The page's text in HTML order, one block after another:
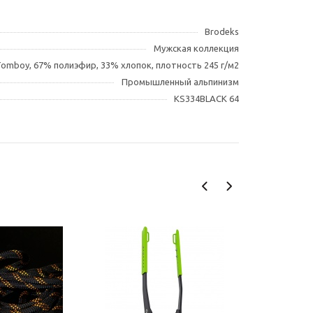
Brodeks
Мужская коллекция
67% полиэфир, 33% хлопок, плотность 245 г/м2
Промышленный альпинизм
KS334BLACK 64